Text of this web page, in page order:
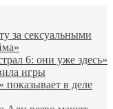
за сексуальными
6: они уже здесь»
игры
показывает в деле